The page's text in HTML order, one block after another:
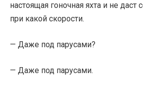
настоящая гоночная яхта и не даст
при какой скорости.
— Даже под парусами?
— Даже под парусами.